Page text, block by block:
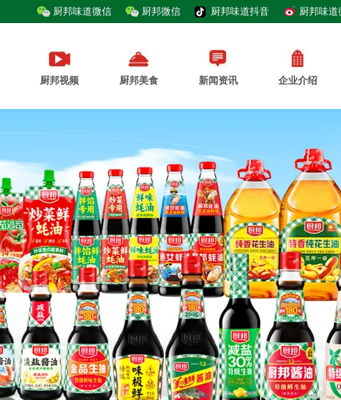
厨邦味道微信 厨邦微信 厨邦味道抖音 厨邦味道
厨邦视频 厨邦美食 新闻资讯 企业介绍